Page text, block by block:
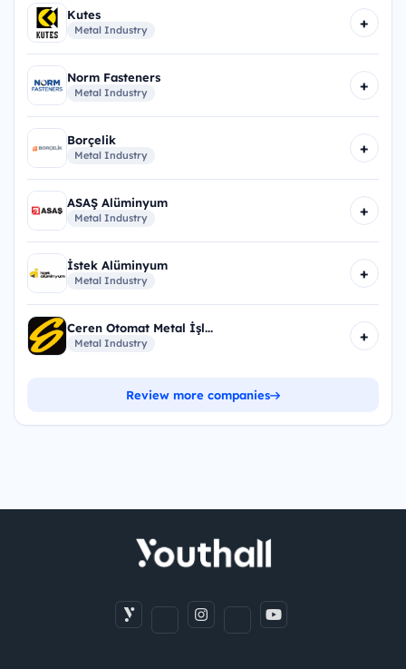
Kutes
Metal Industry +
Norm Fasteners
Metal Industry +
Borçelik
Metal Industry +
ASAŞ Alüminyum
Metal Industry +
İstek Alüminyum
Metal Industry +
Ceren Otomat Metal İşl...
Metal Industry +
Review more companies